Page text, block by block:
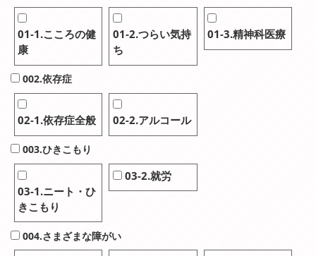
01-1.こころの健
康
01-2.つらい気持
ち
01-3.精神科医療
002.依存症
02-1.依存症全般 02-2.アルコール
003.ひきこもり
03-1.ニート・ひ
きこもり
03-2.就労
004.さまざまな障がい